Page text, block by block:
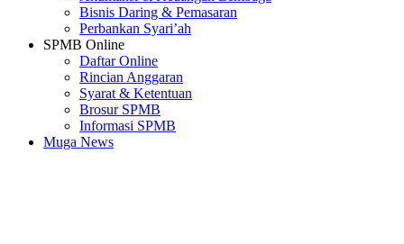
Bisnis Daring & Pemasaran
Perbankan Syari’ah
SPMB Online
Daftar Online
Rincian Anggaran
Syarat & Ketentuan
Brosur SPMB
Informasi SPMB
Muga News